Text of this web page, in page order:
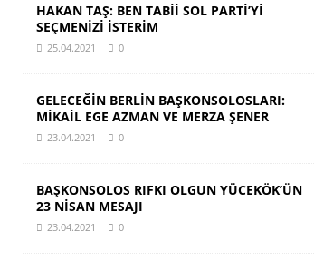
HAKAN TAŞ: BEN TABİİ SOL PARTİ’Yİ
SEÇMENİZİ İSTERİM
25.04.2021 0
GELECEĞİN BERLİN BAŞKONSOLOSLARI:
MİKAİL EGE AZMAN VE MERZA ŞENER
23.04.2021 0
BAŞKONSOLOS RIFKI OLGUN YÜCEKÖK’ÜN
23 NİSAN MESAJI
23.04.2021 0